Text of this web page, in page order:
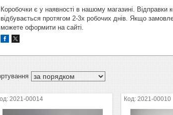
Коробочки є у наявності в нашому магазині.
відбувається протягом 2-3х робочих днів. Якщо
можете оформити на сайті.
2021-00014 2021-00010